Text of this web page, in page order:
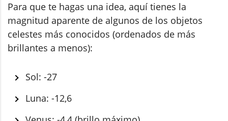
Para que te hagas una idea, aquí tienes la
magnitud aparente de algunos de los objetos
celestes más conocidos (ordenados de más
brillantes a menos):
Sol: -27
Luna: -12,6